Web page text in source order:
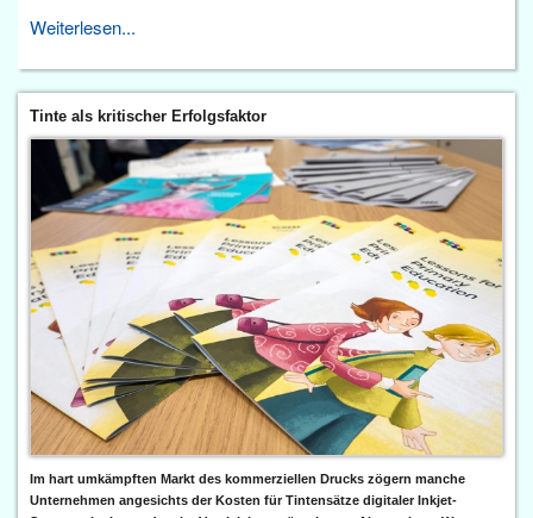
Weiterlesen...
Tinte als kritischer Erfolgsfaktor
Im hart umkämpften Markt des kommerziellen Drucks zögern manche
Unternehmen angesichts der Kosten für Tintensätze digitaler Inkjet-